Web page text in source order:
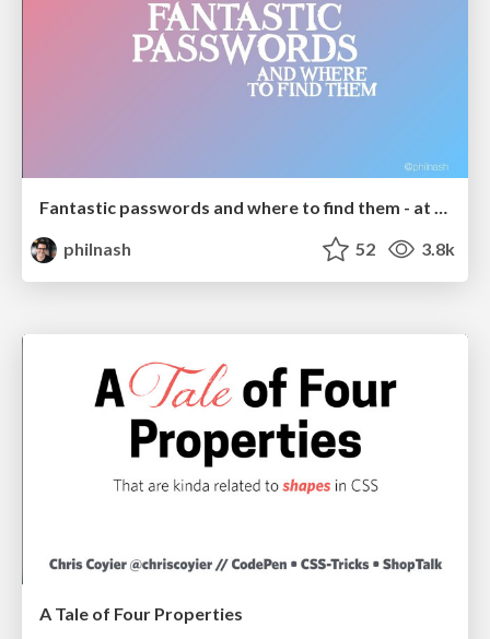
Fantastic passwords and where to find them - at NoRuKo
philnash
52 3.8k
A Tale of Four Properties